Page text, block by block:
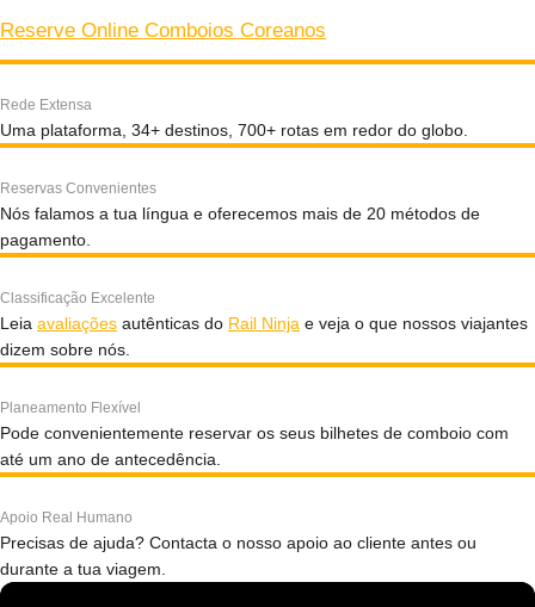
Reserve Online Comboios Coreanos
Rede Extensa
Uma plataforma, 34+ destinos, 700+ rotas em redor do globo.
Reservas Convenientes
Nós falamos a tua língua e oferecemos mais de 20 métodos de
pagamento.
Classificação Excelente
Leia avaliações autênticas do Rail Ninja e veja o que nossos viajantes
dizem sobre nós.
Planeamento Flexível
Pode convenientemente reservar os seus bilhetes de comboio com
até um ano de antecedência.
Apoio Real Humano
Precisas de ajuda? Contacta o nosso apoio ao cliente antes ou
durante a tua viagem.